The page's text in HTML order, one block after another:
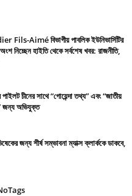
Aimé বিভাগীয় পাবলিক ইউনিভার্সিটির
নিচ্ছেন হাইতি থেকে সর্বশেষ খবর: রাজনীতি,
চীনের সাথে “গোয়েন্দা তথ্য” এবং “জাতীয়
জন্য অভিযুক্ত
জন্য শীর্ষ সম্ভাবনা ম্যাক্স ক্লার্ককে ডাকবে,